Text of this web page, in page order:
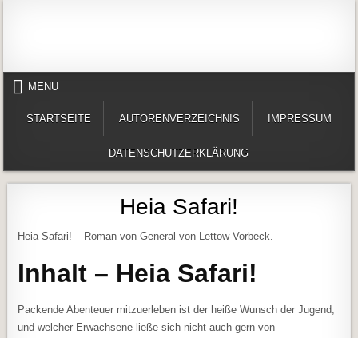
MENU
STARTSEITE AUTORENVERZEICHNIS IMPRESSUM
DATENSCHUTZERKLÄRUNG
Heia Safari!
Heia Safari! – Roman von General von Lettow-Vorbeck.
Inhalt – Heia Safari!
Packende Abenteuer mitzuerleben ist der heiße Wunsch der Jugend,
und welcher Erwachsene ließe sich nicht auch gern von